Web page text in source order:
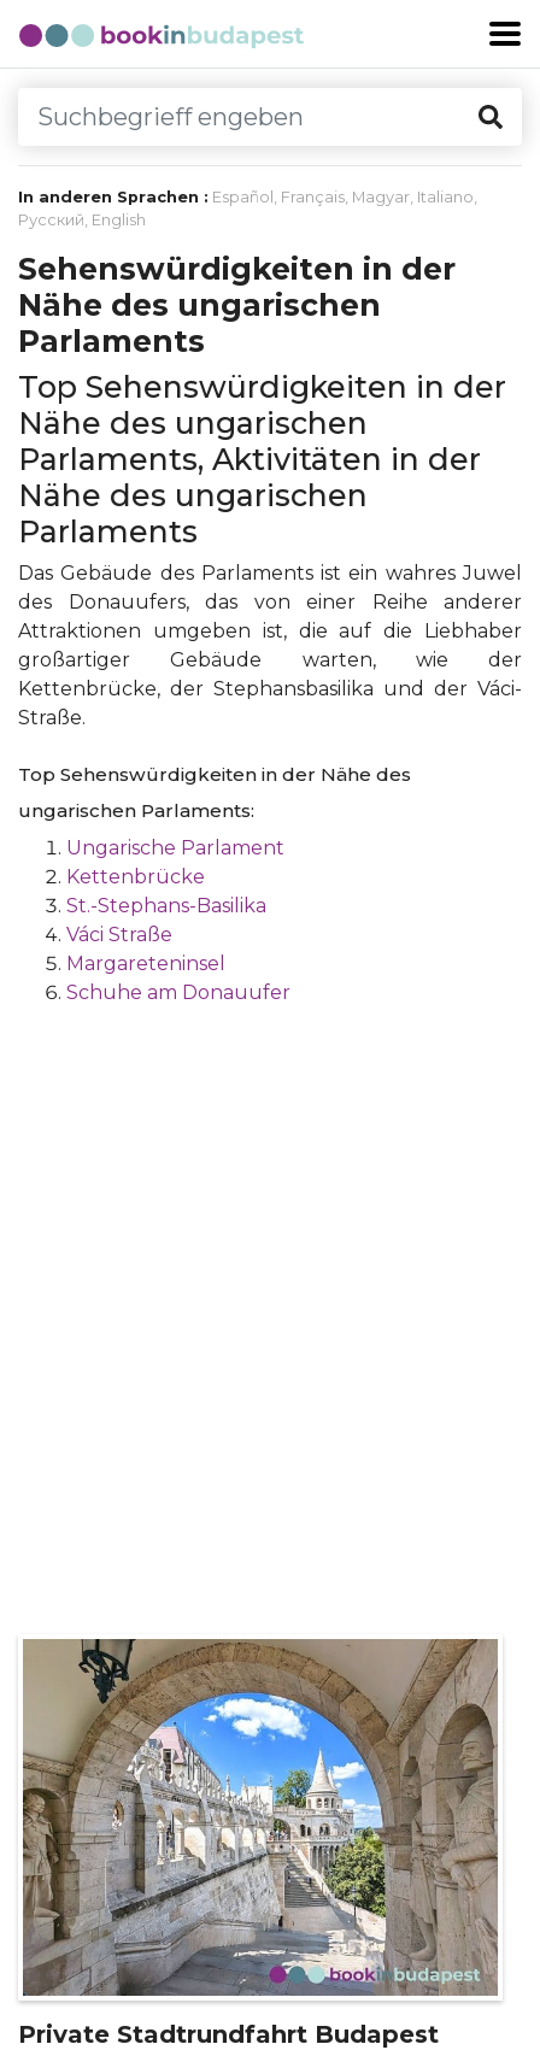
In anderen Sprachen : Español , Français, Magyar, Italiano,
Русский, English
Sehenswürdigkeiten in der
Nähe des ungarischen
Parlaments
Top Sehenswürdigkeiten in der
Nähe des ungarischen
Parlaments, Aktivitäten in der
Nähe des ungarischen
Parlaments
Das Gebäude des Parlaments ist ein wahres Juwel
des Donauufers, das von einer Reihe anderer
Attraktionen umgeben ist, die auf die Liebhaber
großartiger Gebäude warten, wie der
Kettenbrücke, der Stephansbasilika und der Váci-
Straße.
Top Sehenswürdigkeiten in der Nähe des
ungarischen Parlaments:
Ungarische Parlament
Kettenbrücke
St.-Stephans-Basilika
Váci Straße
Margareteninsel
Schuhe am Donauufer
Private Stadtrundfahrt Budapest